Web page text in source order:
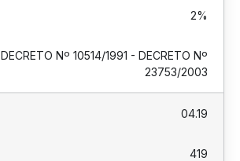
2%
DECRETO Nº 10514/1991 - DECRETO Nº
23753/2003
04.19
419